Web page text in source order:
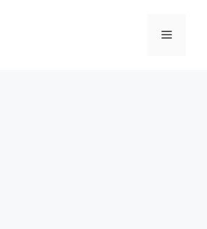
Menu